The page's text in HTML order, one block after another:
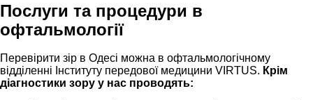
Послуги та процедури в
офтальмології
Перевірити зір в Одесі можна в офтальмологічному
відділенні Інституту передової медицини VIRTUS. Крім
діагностики зору у нас проводять: